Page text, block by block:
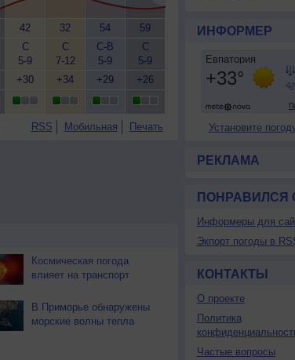
42
С
5-9
+30
32
С
7-12
+34
54
С-В
5-9
+29
59
С
5-9
+26
32
7-12
+32
34
+27
RSS Мобильная Печать
Космическая погода
влияет на транспорт
В Приморье обнаружены
морские волны тепла
ИНФОРМЕР
Установите
РЕКЛАМА
ПОНРАВИЛСЯ
Информеры для
Экпорт погоды в
КОНТАКТЫ
О проекте
Политика
Частые вопросы